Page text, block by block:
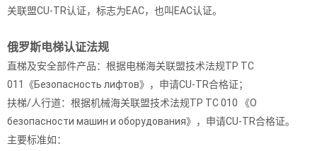
关联盟CU-TR认证，标志为EAC，也叫EAC认证。
俄罗斯电梯认证法规
直梯及安全部件产品：根据电梯海关联盟技术法规TP TC
011《Безопасность лифтов》，申请CU-TR合格证；
扶梯/人行道：根据机械海关联盟技术法规TP TC 010 《О
безопасности машин и оборудования》，申请CU-TR合格证。
主要标准如：